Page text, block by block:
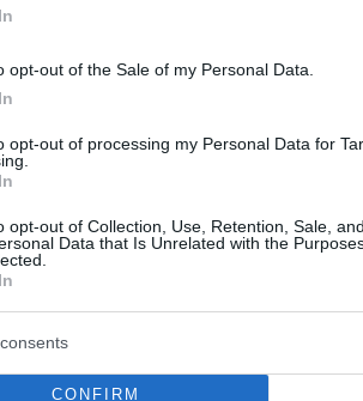
opt-out of the Sale of my Personal Data.
opt-out of processing my Personal Data for
opt-out of Collection, Use, Retention, Sale,
Data that Is Unrelated with the
CONFIRM
η αυστριακή ομάδα
επιτρέποντας στην
«έριξε» τους Πράσινους
της κλήρωσης του β’
ίδιο είναι μιας κλήρωση με τη
ελβετική Σερβέτ, το ίδιο με
Όχι βέβαια. Όμως αυτή η
και μια σπουδαία
να αποκλείσουν την